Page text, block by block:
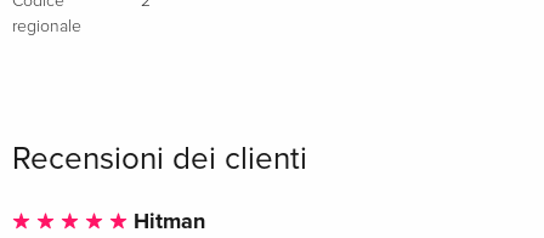
regionale
Recensioni dei clienti
Hitman